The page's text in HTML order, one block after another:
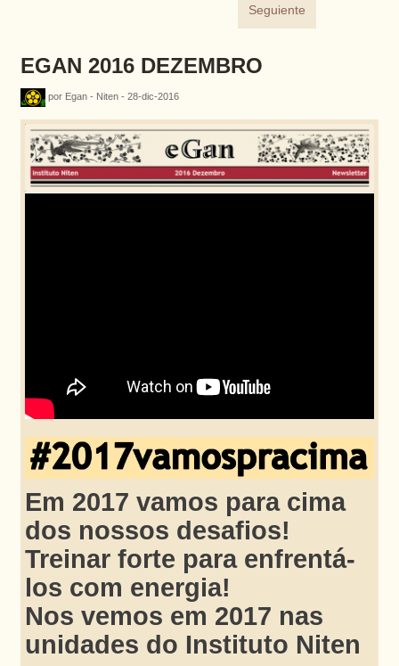
Seguiente
EGAN 2016 DEZEMBRO
por Egan - Niten - 28-dic-2016
Em 2017 vamos para cima
dos nossos desafios!
Treinar forte para enfrentá-
los com energia!
Nos vemos em 2017 nas
unidades do Instituto Niten